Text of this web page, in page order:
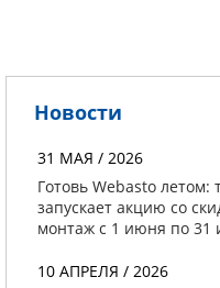
Новости
31 МАЯ / 2026
Готовь Webasto летом:
запускает акцию со
монтаж с 1 июня по 31
10 АПРЕЛЯ / 2026